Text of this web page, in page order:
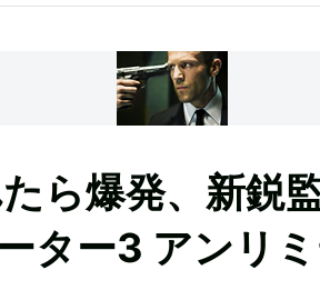
ら爆発、新鋭
ター3 アンリミ